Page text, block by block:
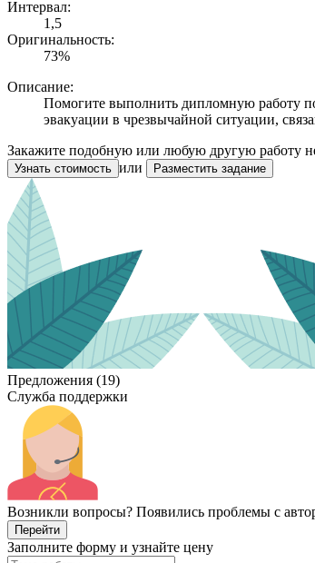
Интервал:
1,5
Оригинальность:
73%
Описание:
Помогите выполнить дипломную работу
эвакуации в чрезвычайной ситуации,
Закажите подобную или любую другую работу
Узнать стоимость или Разместить задание
Предложения (19)
Служба поддержки
Возникли вопросы? Появились проблемы с
Перейти
Заполните форму и узнайте цену